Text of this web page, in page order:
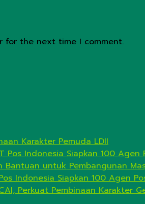
for the next time I comment.
Karakter Pemuda LDII
Pos Indonesia Siapkan 100 Agen
Bantuan untuk Pembangunan
Indonesia Siapkan 100 Agen
Perkuat Pembinaan Karakter